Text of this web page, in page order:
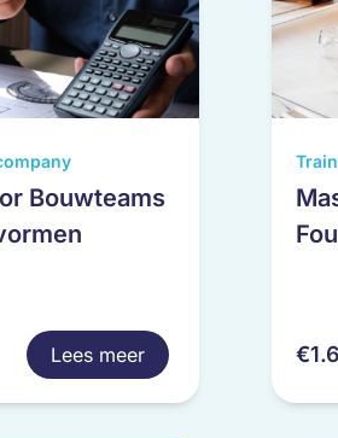
Saskia Zwartbol
Stefan Woltering
Stephana Verswijveren
Tom
Bouwteams
Lees meer €
Dit
kan